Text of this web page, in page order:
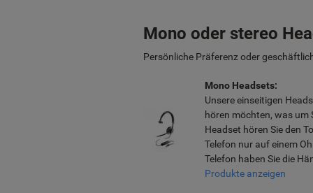
Mono oder stereo
Persönliche Präferenz oder
Mono Headsets:
Unsere einseitigen
hören möchten, was um
Headset hören Sie den
Telefon nur auf einem
Telefon haben Sie die
Produkte anzeigen